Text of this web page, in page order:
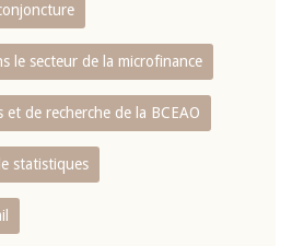
le secteur de la microfinance
et de recherche de la BCEAO
statistiques